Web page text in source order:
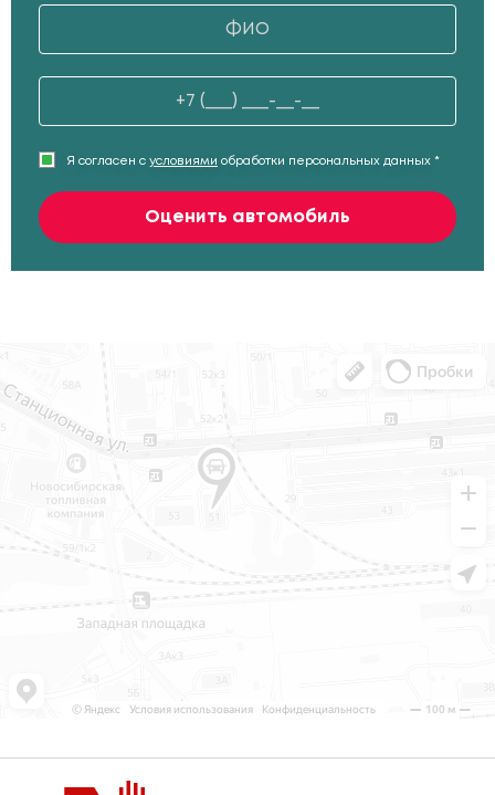
Я согласен с условиями обработки персональных данных *
Оценить автомобиль